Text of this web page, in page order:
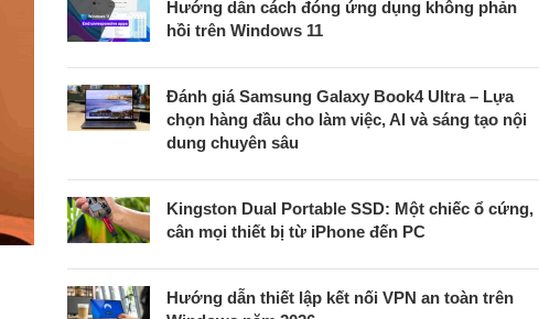
Hướng dẫn cách đóng ứng dụng không phản
hồi trên Windows 11
Đánh giá Samsung Galaxy Book4 Ultra – Lựa
chọn hàng đầu cho làm việc, AI và sáng tạo nội
dung chuyên sâu
Kingston Dual Portable SSD: Một chiếc ổ cứng,
cân mọi thiết bị từ iPhone đến PC
Hướng dẫn thiết lập kết nối VPN an toàn trên